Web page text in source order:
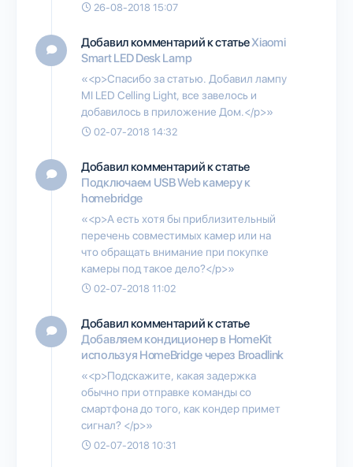
26-08-2018 15:07
Добавил комментарий к статьеXiaomi
Smart LED Desk Lamp
«<p>Спасибо за статью. Добавил лампу
MI LED Celling Light, все завелось и
добавилось в приложение Дом.</p>»
02-07-2018 14:32
Добавил комментарий к статье
Подключаем USB Web камеру к
homebridge
«<p>А есть хотя бы приблизительный
перечень совместимых камер или на
что обращать внимание при покупке
камеры под такое дело?</p>»
02-07-2018 11:02
Добавил комментарий к статье
Добавляем кондиционер в HomeKit
используя HomeBridge через Broadlink
«<p>Подскажите, какая задержка
обычно при отправке команды со
смартфона до того, как кондер примет
сигнал? </p>»
02-07-2018 10:31